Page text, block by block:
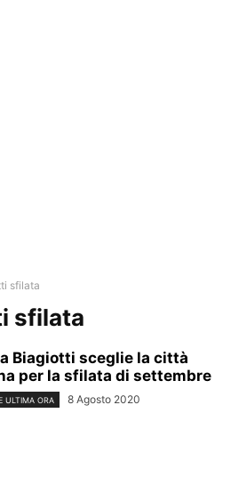
sfilata
sfilata
Biagiotti sceglie la città
per la sfilata di settembre
ULTIMA ORA 8 Agosto 2020